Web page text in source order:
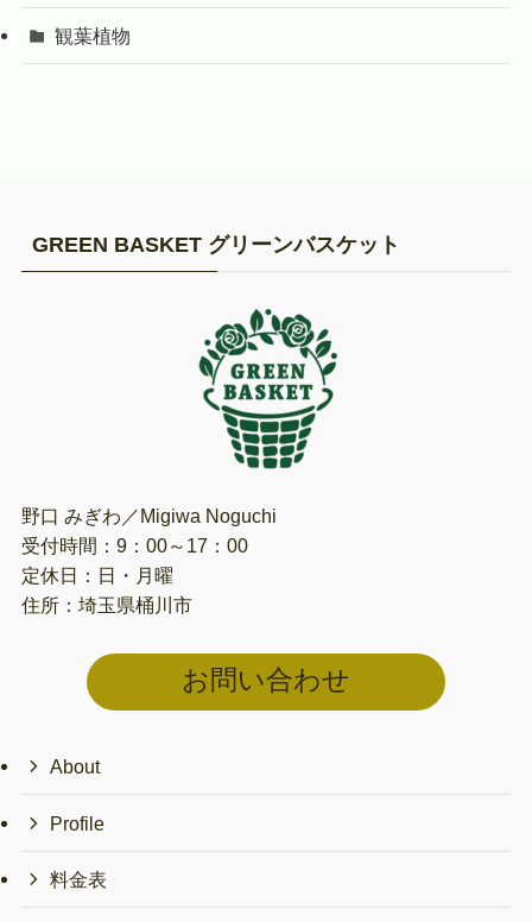
観葉植物
GREEN BASKET グリーンバスケット
野口 みぎわ／Migiwa Noguchi
受付時間：9：00～17：00
定休日：日・月曜
住所：埼玉県桶川市
お問い合わせ
About
Profile
料金表